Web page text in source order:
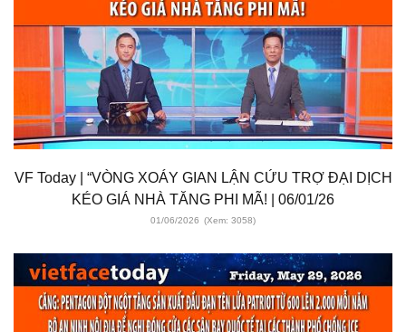
VF Today | “VÒNG XOÁY GIAN LẬN CỨU TRỢ ĐẠI DỊCH
KÉO GIÁ NHÀ TĂNG PHI MÃ! | 06/01/26
01/06/2026 (Xem: 3058)